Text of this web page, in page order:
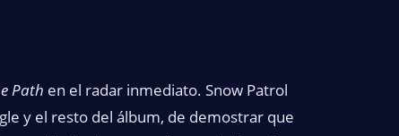
Path en el radar inmediato. Snow Patrol
y el resto del álbum, de demostrar que